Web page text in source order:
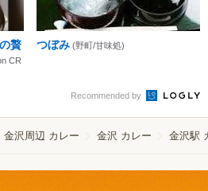
贅
CR
つぼみ (野町/甘味処)
Recommended by
金沢周辺 カレー 金沢 カレー 金沢駅